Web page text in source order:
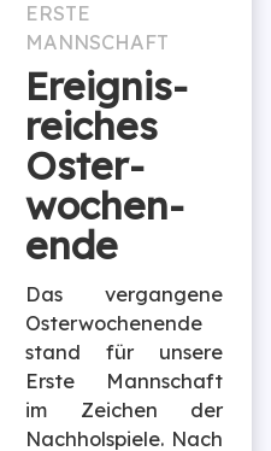
ERSTE
MANNSCHAFT
Ereignis­
reiches
Oster­
wochen­
ende
Das vergangene
Osterwochenende
stand für unsere
Erste Mannschaft
im Zeichen der
Nachholspiele. Nach